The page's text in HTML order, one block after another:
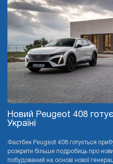
Новий Peugeot 408
Україні
Фастбек Peugeot 408 готується
розкрити більше подробиць про
побудований на основі нової